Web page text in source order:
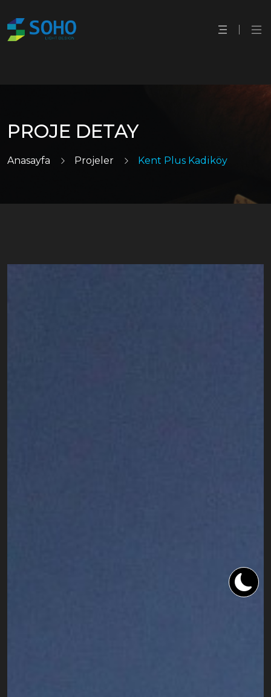
PROJE DETAY
Anasayfa Projeler Kent Plus Kadiköy